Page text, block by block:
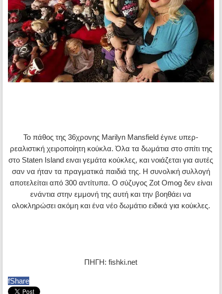
Το πάθος της 36χρονης Marilyn Mansfield έγινε υπερ-
ρεαλιστική χειροποίητη κούκλα. Όλα τα δωμάτια στο σπίτι της
στο Staten Island ειναι γεμάτα κούκλες, και νοιάζεται για αυτές
σαν να ήταν τα πραγματικά παιδιά της. Η συνολική συλλογή
αποτελείται από 300 αντίτυπα. Ο σύζυγος Zot Omog δεν είναι
ενάντια στην εμμονή της αυτή και την βοηθάει να
ολοκληρώσει ακόμη και ένα νέο δωμάτιο ειδικά για κούκλες.
ΠΗΓΗ: fishki.net
fShare